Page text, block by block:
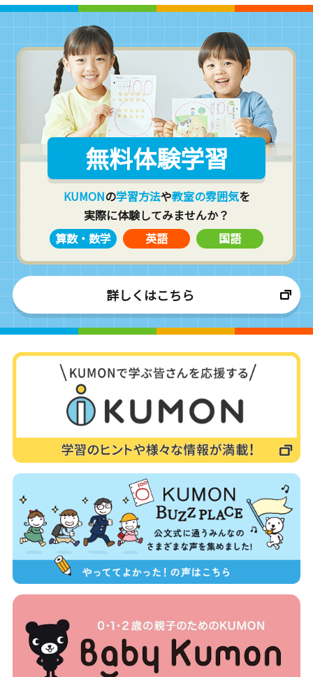
無料体験学習
KUMONの学習方法や教室の雰囲気を
実際に体験してみませんか？
算数・数学
英語 国語
詳しくはこちら